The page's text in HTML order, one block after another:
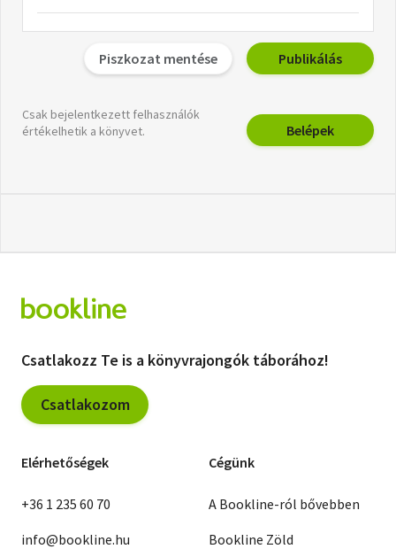
Piszkozat mentése Publikálás
Csak bejelentkezett felhasználók
értékelhetik a könyvet.
Belépek
Csatlakozz Te is a könyvrajongók táborához!
Csatlakozom
Elérhetőségek
+36 1 235 60 70
info@bookline.hu
Cégünk
A Bookline-ról bővebben
Bookline Zöld